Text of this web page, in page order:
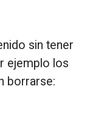
sin tener
ejemplo los
borrarse: